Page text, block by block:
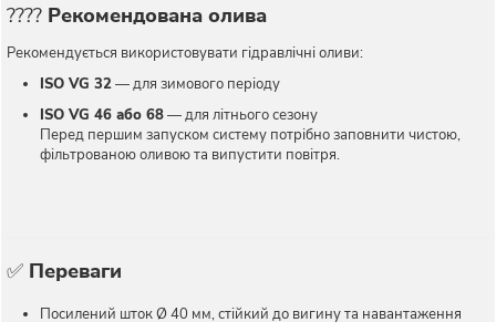
????️ Рекомендована олива
Рекомендується використовувати гідравлічні оливи:
ISO VG 32— для зимового періоду
ISO VG 46 або 68— для літнього сезону
Перед першим запуском систему потрібно заповнити чистою,
фільтрованою оливою та випустити повітря.
✅ Переваги
Посилений шток Ø 40 мм, стійкий до вигину та навантаження